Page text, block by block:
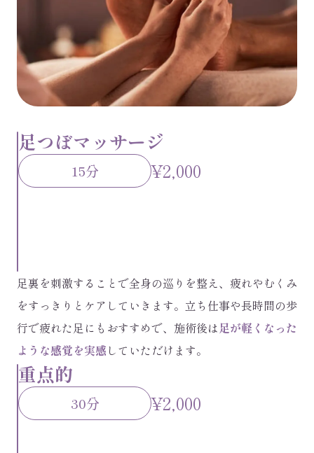
足つぼマッサージ
15分 ¥2,000
足裏を刺激することで全身の巡りを整え、疲れやむくみ
をすっきりとケアしていきます。立ち仕事や長時間の歩
行で疲れた足にもおすすめで、施術後は足が軽くなった
ような感覚を実感 していただけます。
重点的
30分 ¥2,000